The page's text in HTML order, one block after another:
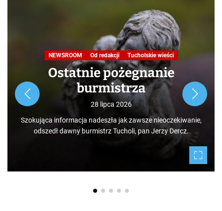
NEWSROOM Od redakcji Tucholskie wieści
Ostatnie pożegnanie
burmistrza
28 lipca 2026
Szokująca informacja nadeszła jak zawsze nieoczekiwanie,
odszedł dawny burmistrz Tucholi, pan Jerzy Dercz.